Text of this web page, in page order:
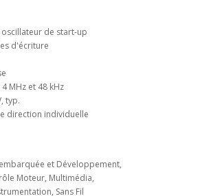
de start-up
d'écriture
MHz et 48 kHz
typ.
direction individuelle
et Développement,
Moteur, Multimédia,
Sans Fil